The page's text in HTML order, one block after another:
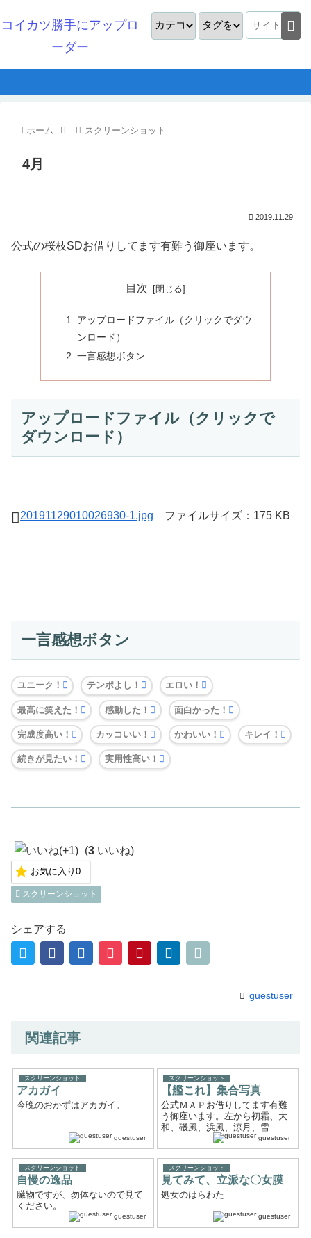
コイカツ勝手にアップロ
ーダー
ホーム スクリーンショット
4月
2019.11.29
公式の桜枝SDお借りしてます有難う御座います。
目次
アップロードファイル（クリックでダウ
ンロード）
一言感想ボタン
アップロードファイル（クリックで
ダウンロード）
20191129010026930-1.jpg ファイルサイズ：175 KB
一言感想ボタン
ユニーク！ テンポよし！ エロい！
最高に笑えた！ 感動した！ 面白かった！
完成度高い！ カッコいい！ かわいい！ キレイ！
続きが見たい！ 実用性高い！
(3 いいね)
お気に入り 0
スクリーンショット
シェアする
guestuser
関連記事
スクリーンショット
アカガイ
今晩のおかずはアカガイ。
guestuser
スクリーンショット
【艦これ】集合写真
公式ＭＡＰお借りしてます有難
う御座います。左から初霜、大
和、磯風、浜風、涼月、雪...
guestuser
スクリーンショット
自慢の逸品
臓物ですが、勿体ないので見て
ください。
guestuser
スクリーンショット
見てみて、立派な〇女膜
処女のはらわた
guestuser